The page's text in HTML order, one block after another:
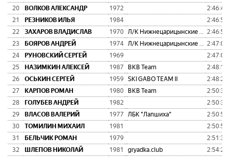
20
ВОЛКОВ АЛЕКСАНДР 1972
2:46:40
21
РЕЗНИКОВ ИЛЬЯ 1984
2:46:57
22
ЗАХАРОВ ВЛАДИСЛАВ 1970 Л/К Нижнецарицынские (NCLT) 2:46:58
23
БОЯРОВ АНДРЕЙ 1974 Л/К Нижнецарицынские (NCLT) 2:47:01
24
РУНОВСКИЙ СЕРГЕЙ 1969
2:47:05
25
НАЗИМКИН АЛЕКСЕЙ 1987 BKB Team
2:48:17
26
ОСЬКИН СЕРГЕЙ 1959 SKI GABO TEAM II
2:48:28
27
КАРПОВ РОМАН 1980 BKB Team
2:50:31
28
ГОЛУБЕВ АНДРЕЙ 1982
2:50:36
29
ВЛАСОВ ВАЛЕРИЙ 1977 ЛБК "Лапшиха"
2:50:51
30
ТОМИЛИН МИХАИЛ 1981
2:50:52
31
БЕЛЬЧИК РОМАН 1979
2:51:36
32
ШЛЕПОВ НИКОЛАЙ 1981 gryadka.club
2:54:22